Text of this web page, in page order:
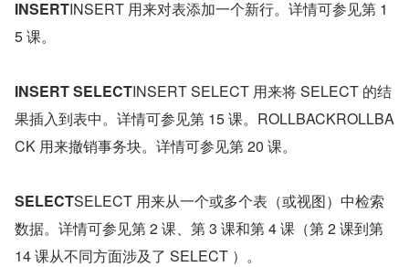
INSERTINSERT 用来对表添加一个新行。详情可参见第 1
5 课。
INSERT SELECTINSERT SELECT 用来将 SELECT 的结
果插入到表中。详情可参见第 15 课。ROLLBACKROLLBA
CK 用来撤销事务块。详情可参见第 20 课。
SELECTSELECT 用来从一个或多个表（或视图）中检索
数据。详情可参见第 2 课、第 3 课和第 4 课（第 2 课到第
14 课从不同方面涉及了 SELECT ）。